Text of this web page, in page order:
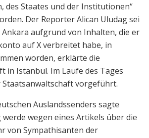
des Staates und der Institutionen“
Der Reporter Alican Uludag sei
aufgrund von Inhalten, die er
auf X verbreitet habe, in
worden, erklärte die
in Istanbul. Im Laufe des Tages
Staatsanwaltschaft vorgeführt.
Auslandssenders sagte
wegen eines Artikels über die
von Sympathisanten der